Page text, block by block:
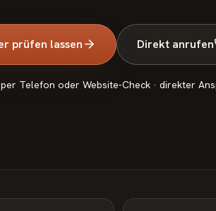
prüfen lassen Direkt anrufen
Telefon oder Website-Check · direkter